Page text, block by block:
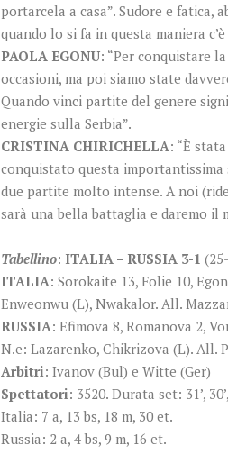
portarcela a casa”. Sudore e fatica,
quando lo si fa in questa maniera
PAOLA EGONU: “Per conquistare
occasioni, ma poi siamo state
Quando vinci partite del genere
energie sulla Serbia”.
CRISTINA CHIRICHELLA: “È
conquistato questa
due partite molto intense. A noi
sarà una bella battaglia e daremo il
Tabellino: ITALIA – RUSSIA 3-1
ITALIA: Sorokaite 13, Folie 10,
Enweonwu (L), Nwakalor. All.
RUSSIA: Efimova 8, Romanova 2,
N.e: Lazarenko, Chikrizova (L). All.
Arbitri: Ivanov (Bul) e Witte (Ger)
Spettatori: 3520. Durata set: 31’, 30’,
Italia: 7 a, 13 bs, 18 m, 30 et.
Russia: 2 a, 4 bs, 9 m, 16 et.